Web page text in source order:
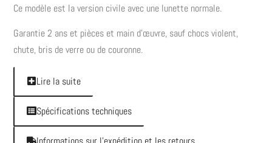
Ce modèle est la version civile avec une lunette normale.
Garantie 2 ans et pièces et main d’œuvre, sauf chocs violent,
chute, bris de verre ou de couronne.
Lire la suite
Spécifications techniques